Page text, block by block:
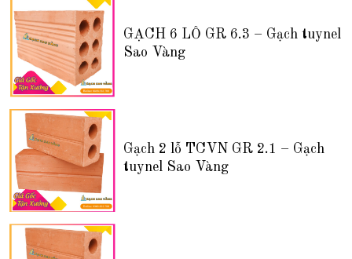
GẠCH 6 LỖ GR 6.3 – Gạch tuynel
Sao Vàng
Gạch 2 lỗ TCVN GR 2.1 – Gạch
tuynel Sao Vàng